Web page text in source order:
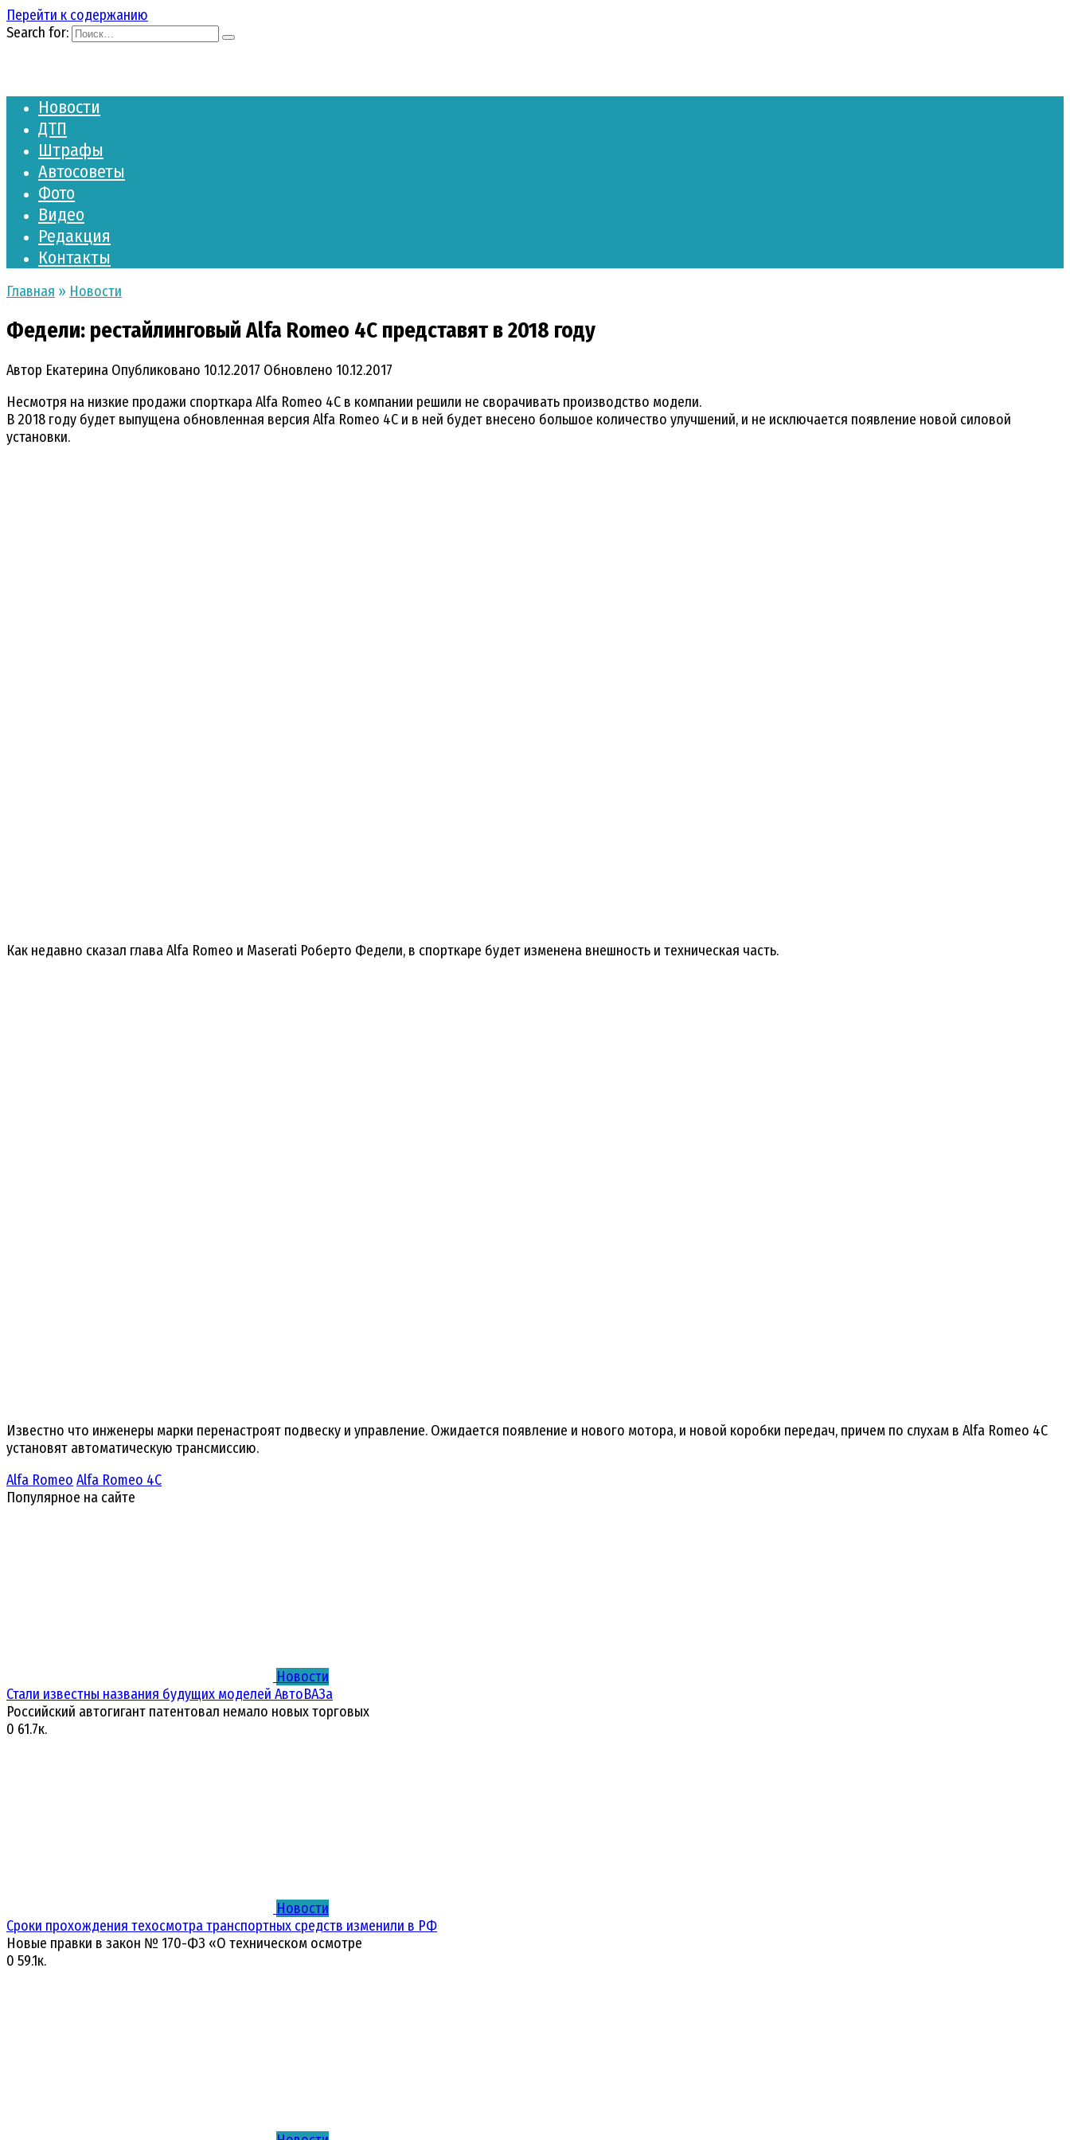
Перейти к содержанию
Search for:
Новости
ДТП
Штрафы
Автосоветы
Фото
Видео
Редакция
Контакты
Главная » Новости
Федели: рестайлинговый Alfa Romeo 4C представят в 2018 году
Автор Екатерина Опубликовано 10.12.2017 Обновлено 10.12.2017
Несмотря на низкие продажи спорткара Alfa Romeo 4C в компании решили не сворачивать производство модели.
В 2018 году будет выпущена обновленная версия Alfa Romeo 4C и в ней будет внесено большое количество улучшений, и не исключается появление новой силовой
установки.
Как недавно сказал глава Alfa Romeo и Maserati Роберто Федели, в спорткаре будет изменена внешность и техническая часть.
Известно что инженеры марки перенастроят подвеску и управление. Ожидается появление и нового мотора, и новой коробки передач, причем по слухам в Alfa Romeo 4C
установят автоматическую трансмиссию.
Alfa Romeo Alfa Romeo 4C
Популярное на сайте
Новости
Стали известны названия будущих моделей АвтоВАЗа
Российский автогигант патентовал немало новых торговых
0 61.7к.
Новости
Сроки прохождения техосмотра транспортных средств изменили в РФ
Новые правки в закон № 170-ФЗ «О техническом осмотре
0 59.1к.